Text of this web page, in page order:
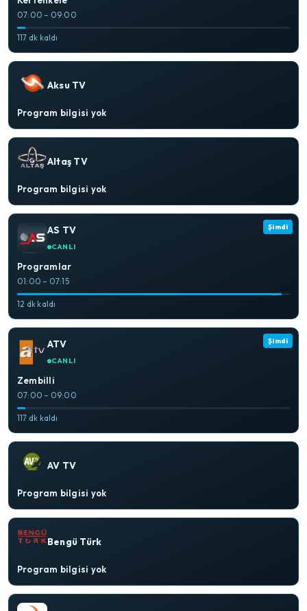
07:00 – 09:00
117 dk kaldı
Aksu TV
Program bilgisi yok
Altaş TV
Program bilgisi yok
Şimdi
AS TV
CANLI
Programlar
01:00 – 07:15
12 dk kaldı
Şimdi
ATV
CANLI
Zembilli
07:00 – 09:00
117 dk kaldı
AV TV
Program bilgisi yok
Bengü Türk
Program bilgisi yok